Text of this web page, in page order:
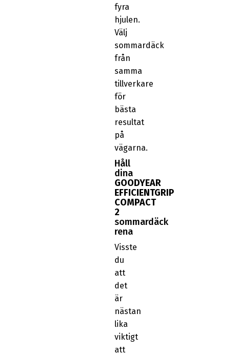
fyra
hjulen.
Välj
sommardäck
från
samma
tillverkare
för
bästa
resultat
på
vägarna.
Håll
dina
GOODYEAR
EFFICIENTGRIP
COMPACT
2
sommardäck
rena
Visste
du
att
det
är
nästan
lika
viktigt
att